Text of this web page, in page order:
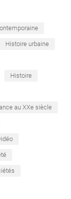
Histoire urbaine
Histoire
au XXe siècle